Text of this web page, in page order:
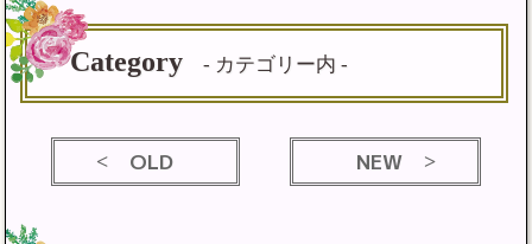
Category - カテゴリー内 -
OLD NEW